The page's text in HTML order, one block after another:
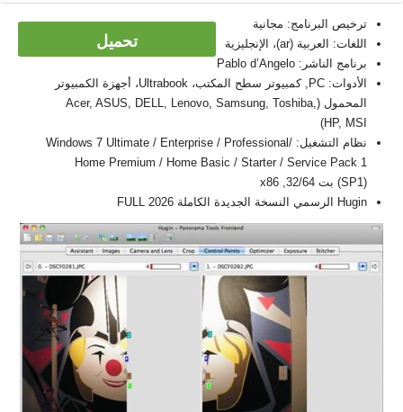
تحميل
ترخيص البرنامج: مجانية
اللغات: العربية (ar)، الإنجليزية
برنامج الناشر: Pablo d’Angelo
الأدوات: PC, كمبيوتر سطح المكتب، Ultrabook، أجهزة الكمبيوتر
المحمول (Acer, ASUS, DELL, Lenovo, Samsung, Toshiba,
HP, MSI)
نظام التشغيل: Windows 7 Ultimate / Enterprise / Professional/
Home Premium / Home Basic / Starter / Service Pack 1
(SP1) بت 32/64, x86
Hugin الرسمي النسخة الجديدة الكاملة FULL 2026